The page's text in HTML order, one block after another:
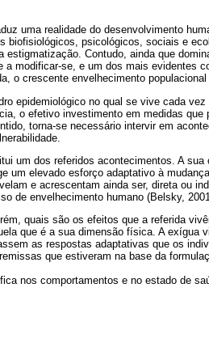
uma realidade do desenvolvimento
biofisiológicos, psicológicos, sociais e
estigmatização. Contudo, ainda que
a modificar-se, e um dos mais evidentes
o crescente envelhecimento
epidemiológico no qual se vive cada
o efetivo investimento em medidas
torna-se necessário intervir em
um dos referidos acontecimentos. A
um elevado esforço adaptativo à
e acrescentam ainda ser, direta ou
de envelhecimento humano (Belsky,
quais são os efeitos que a referida
que é a sua dimensão física. A exígua
as respostas adaptativas que os
que estiveram na base da
nos comportamentos e no estado de